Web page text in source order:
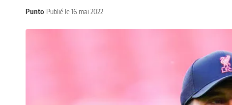
Punto Publié le 16 mai 2022